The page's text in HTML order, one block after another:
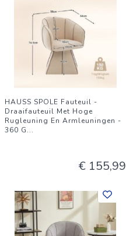
HAUSS SPOLE Fauteuil -
Draaifauteuil Met Hoge
Rugleuning En Armleuningen -
360 G...
€ 155,99